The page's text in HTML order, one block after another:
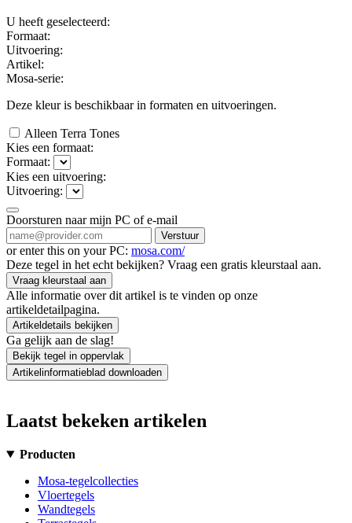
U heeft geselecteerd:
Formaat:
Uitvoering:
Artikel:
Mosa-serie:
Deze kleur is beschikbaar in formaten en uitvoeringen.
Alleen Terra Tones
Kies een formaat:
Formaat:
Kies een uitvoering:
Uitvoering:
Doorsturen naar mijn PC of e-mail
Verstuur
or enter this on your PC: mosa.com/
Deze tegel in het echt bekijken? Vraag een gratis kleurstaal aan.
Vraag kleurstaal aan
Alle informatie over dit artikel is te vinden op onze
artikeldetailpagina.
Artikeldetails bekijken
Ga gelijk aan de slag!
Bekijk tegel in oppervlak
Artikelinformatieblad downloaden
Laatst bekeken artikelen
Producten
Mosa-tegelcollecties
Vloertegels
Wandtegels